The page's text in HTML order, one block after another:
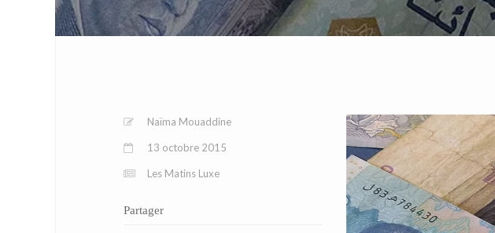
Naïma Mouaddine
13 octobre 2015
Les Matins Luxe
Partager